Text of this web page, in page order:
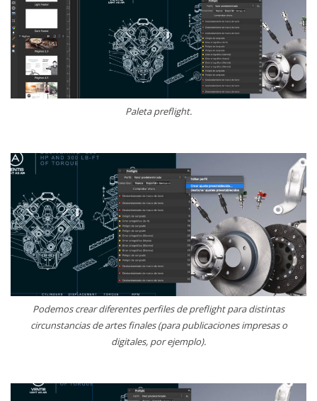
Paleta preflight.
Podemos crear diferentes perfiles de preflight para distintas
circunstancias de artes finales (para publicaciones impresas o
digitales, por ejemplo).